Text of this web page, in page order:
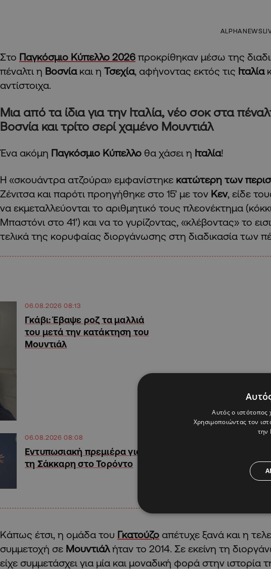
Στο Παγκόσμιο Κύπελλο 2026 προκρίθηκαν μέσω της
πέναλτι η Βοσνίακαι η Τσεχία, αφήνοντας εκτός τις Ιταλία
αντίστοιχα.
Μια από τα ίδια για την Ιταλία, νέο σοκ στα
Βοσνία και τρίτο σερί χαμένο Μουντιάλ
Ένα ακόμη Παγκόσμιο Κύπελλο θα χάσει η Ιταλία!
Η «σκουάντρα ατζούρα» εμφανίστηκε κατώτερη των
Ζένιτσα και παρότι προηγήθηκε στο 15’ με τον Κεν, είδε
να εκμεταλλεύονται το αριθμητικό τους πλεονέκτημα
Μπαστόνι στο 41’) και να το γυρίζοντας, «κλέβοντας» το
τελικά της κορυφαίας διοργάνωσης στη διαδικασία των
06.08.2026 08:13
Γκάβι: Έβαψε ροζ τα μαλλιά
του μετά την κατάκτηση του
Μουντιάλ
06.08.2026 08:08
Εντυπωσιακή πρεμιέρα για
τη Σάκκαρη στο Τορόντο
Κάπως έτσι, η ομάδα του Γκατούζο απέτυχε ξανά και η
συμμετοχή σε Μουντιάλήταν το 2014. Σε εκείνη τη
είχε συμμετάσχει για μία και μοναδική φορά στην ιστορία
Αυτός ο ιστότοπος
Χρησιμοποιώντας τον
την